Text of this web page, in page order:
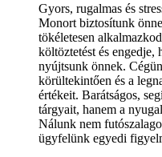
Gyors, rugalmas és
Monort biztosítunk
tökéletesen
költöztetést és engedje,
nyújtsunk önnek.
körültekintően és a
értékeit. Barátságos,
tárgyait, hanem a
Nálunk nem
ügyfelünk egyedi